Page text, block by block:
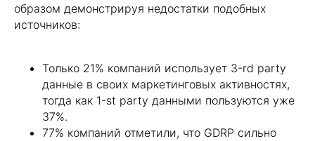
образом демонстрируя недостатки подобных
источников:
Только 21% компаний использует 3-rd party
данные в своих маркетинговых активностях,
тогда как 1-st party данными пользуются уже
37%.
77% компаний отметили, что GDRP сильно